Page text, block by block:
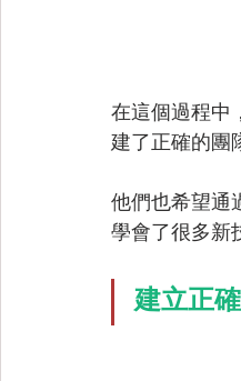
在這個過程中
建了正確的團
他們也希望通
學會了很多新
建立正